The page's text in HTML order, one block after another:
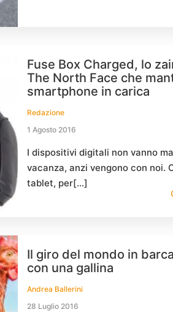
Fuse Box Charged, lo
The North Face che
smartphone in carica
Redazione
1 Agosto 2016
I dispositivi digitali non vanno
vacanza, anzi vengono con noi.
tablet, per[…]
Il giro del mondo in
con una gallina
Andrea Ballerini
28 Luglio 2016